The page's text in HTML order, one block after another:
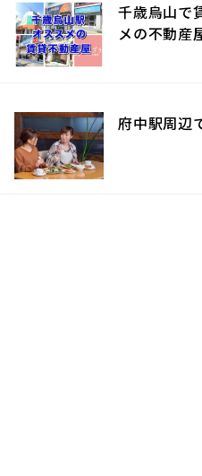
千歳烏山で
メの不動産
府中駅周辺